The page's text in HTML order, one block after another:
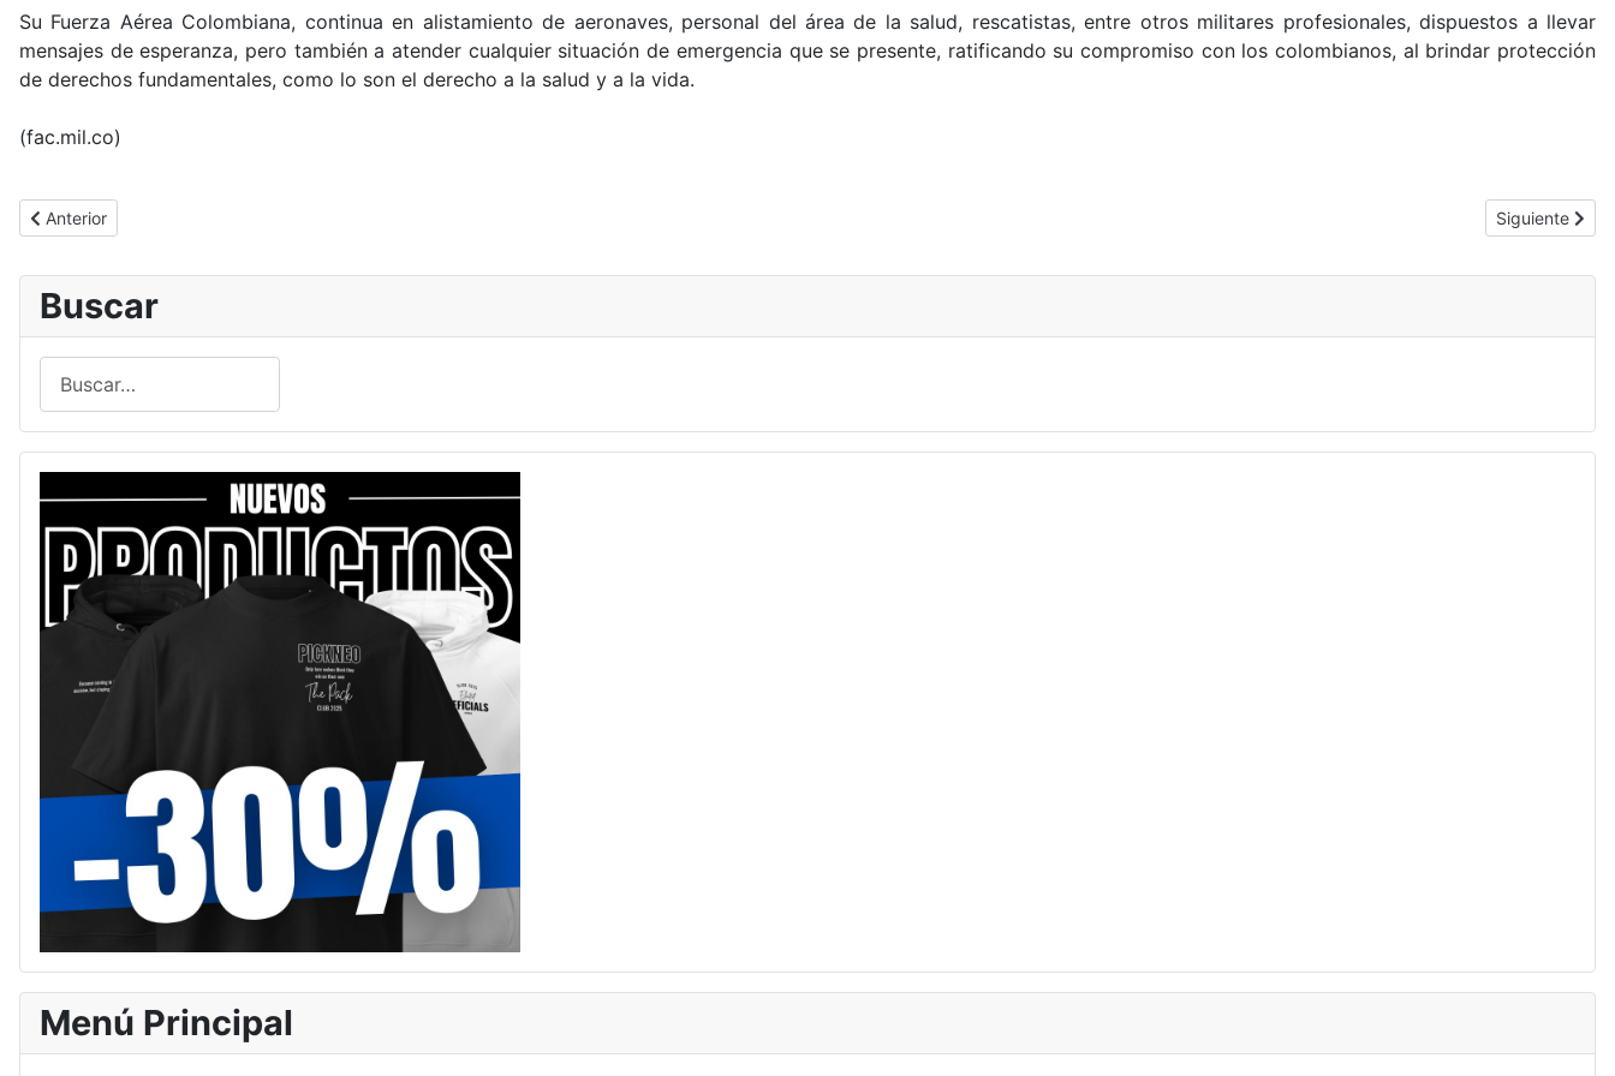
Su Fuerza Aérea Colombiana, continua en alistamiento de aeronaves, personal del área de la salud, rescatistas, entre otros militares profesionales, dispuestos a llevar
mensajes de esperanza, pero también a atender cualquier situación de emergencia que se presente, ratificando su compromiso con los colombianos, al brindar protección
de derechos fundamentales, como lo son el derecho a la salud y a la vida.
(fac.mil.co)
Artículo anterior: Fuerza Aérea inició conteo regresivo para ejercicio Red Flag Rescue
Anterior Artículo
Siguiente
Buscar
Menú Principal